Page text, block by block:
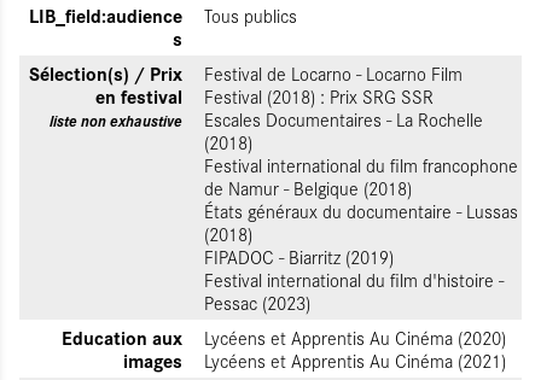
LIB_field:audience
s
Tous publics
Sélection(s) / Prix
en festival
liste non exhaustive
Festival de Locarno - Locarno Film
Festival (2018) : Prix SRG SSR
Escales Documentaires - La Rochelle
(2018)
Festival international du film francophone
de Namur - Belgique (2018)
États généraux du documentaire - Lussas
(2018)
FIPADOC - Biarritz (2019)
Festival international du film d'histoire -
Pessac (2023)
Education aux
images
Lycéens et Apprentis Au Cinéma (2020)
Lycéens et Apprentis Au Cinéma (2021)